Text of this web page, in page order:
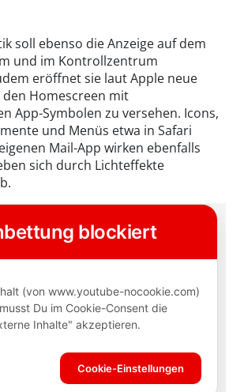
soll ebenso die Anzeige auf dem
und im Kontrollzentrum
eröffnet sie laut Apple neue
Homescreen mit
App-Symbolen zu versehen. Icons,
und Menüs etwa in Safari
Mail-App wirken ebenfalls
sich durch Lichteffekte